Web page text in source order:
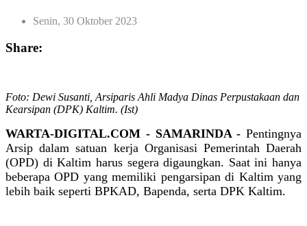
Senin, 30 Oktober 2023
Share:
Foto: Dewi Susanti, Arsiparis Ahli Madya Dinas Perpustakaan dan
Kearsipan (DPK) Kaltim. (Ist)
WARTA-DIGITAL.COM - SAMARINDA - Pentingnya
Arsip dalam satuan kerja Organisasi Pemerintah Daerah
(OPD) di Kaltim harus segera digaungkan. Saat ini hanya
beberapa OPD yang memiliki pengarsipan di Kaltim yang
lebih baik seperti BPKAD, Bapenda, serta DPK Kaltim.